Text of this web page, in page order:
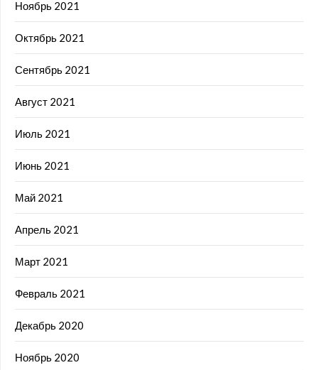
Ноябрь 2021
Октябрь 2021
Сентябрь 2021
Август 2021
Июль 2021
Июнь 2021
Май 2021
Апрель 2021
Март 2021
Февраль 2021
Декабрь 2020
Ноябрь 2020